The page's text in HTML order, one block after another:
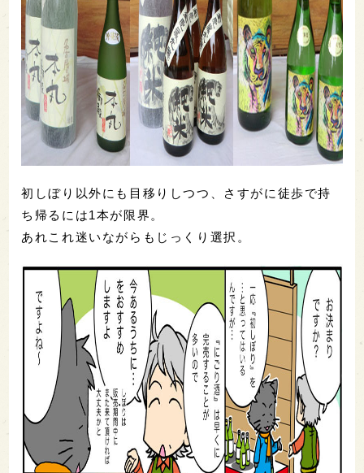
初しぼり以外にも目移りしつつ、さすがに徒歩で持
ち帰るには1本が限界。
あれこれ迷いながらもじっくり選択。